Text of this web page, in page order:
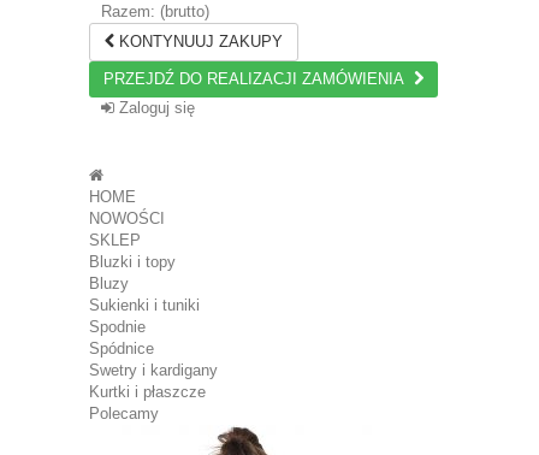
Razem: (brutto)
KONTYNUUJ ZAKUPY
PRZEJDŹ DO REALIZACJI ZAMÓWIENIA
Zaloguj się
HOME
NOWOŚCI
SKLEP
Bluzki i topy
Bluzy
Sukienki i tuniki
Spodnie
Spódnice
Swetry i kardigany
Kurtki i płaszcze
Polecamy